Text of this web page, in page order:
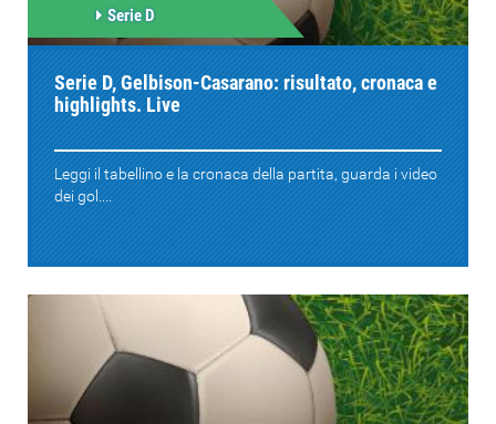
Serie D
Serie D, Gelbison-Casarano: risultato, cronaca e
highlights. Live
Leggi il tabellino e la cronaca della partita, guarda i video
dei gol....